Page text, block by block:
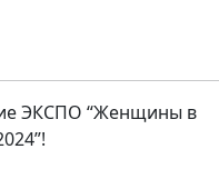
ЭКСПО “Женщины в